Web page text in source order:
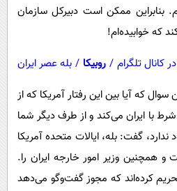
بنابراین ممکن است دبیرکل سازمان
که خوابیده‌ام!
کانال تلگرام / روبیکا / بله عصر ایران
که آیا بین این رفتار آمریکا که از
با ایران می‌کند و از طرف دیگر شما
گفت: بله، ایالات متحده آمریکا
و همچنین وزیر امور خارجه ایران را.
کرده‌اند که مجوز گفت‌وگو می‌دهد